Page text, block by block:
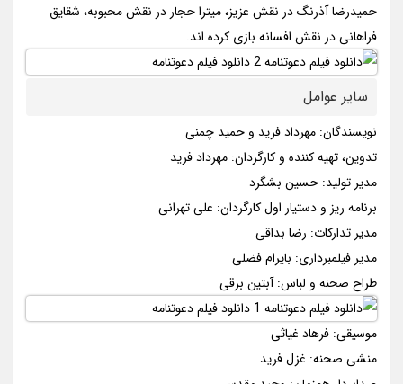
حمیدرضا آذرنگ در نقش عزیز، میترا حجار در نقش محبوبه، شقایق
فراهانی در نقش افسانه بازی کرده اند.
سایر عوامل
نویسندگان: مهرداد فرید و حمید چمنی
تدوین، تهیه کننده و کارگردان: مهرداد فرید
مدیر تولید: حسین بشگرد
برنامه ریز و دستیار اول کارگردان: علی تهرانی
مدیر تدارکات: رضا بداقی
مدیر فیلمبرداری: بایرام فضلی
طراح صحنه و لباس: آبتین برقی
موسیقی: فرهاد غیاثی
منشی صحنه: غزل فرید